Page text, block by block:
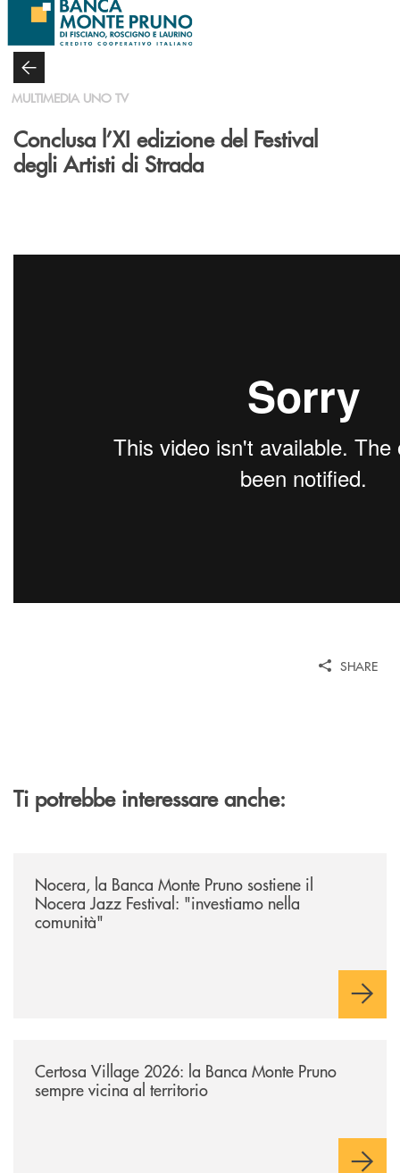
Salta al contenuto principale
MULTIMEDIA UNO TV
Conclusa l’XI edizione del Festival
degli Artisti di Strada
SHARE
Ti potrebbe interessare anche:
Nocera, la Banca Monte Pruno sostiene il
Nocera Jazz Festival: "investiamo nella
comunità"
Certosa Village 2026: la Banca Monte Pruno
sempre vicina al territorio